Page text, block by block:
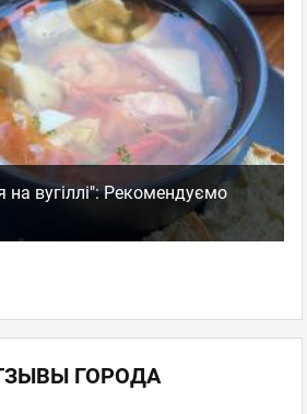
на вугіллі": Рекомендуємо
ГОРОДА